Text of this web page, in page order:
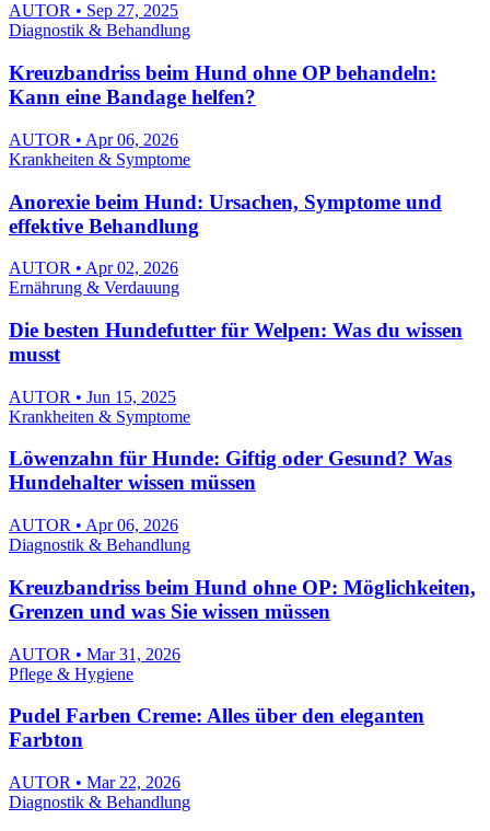
AUTOR • Sep 27, 2025
Diagnostik & Behandlung
Kreuzbandriss beim Hund ohne OP behandeln:
Kann eine Bandage helfen?
AUTOR • Apr 06, 2026
Krankheiten & Symptome
Anorexie beim Hund: Ursachen, Symptome und
effektive Behandlung
AUTOR • Apr 02, 2026
Ernährung & Verdauung
Die besten Hundefutter für Welpen: Was du wissen
musst
AUTOR • Jun 15, 2025
Krankheiten & Symptome
Löwenzahn für Hunde: Giftig oder Gesund? Was
Hundehalter wissen müssen
AUTOR • Apr 06, 2026
Diagnostik & Behandlung
Kreuzbandriss beim Hund ohne OP: Möglichkeiten,
Grenzen und was Sie wissen müssen
AUTOR • Mar 31, 2026
Pflege & Hygiene
Pudel Farben Creme: Alles über den eleganten
Farbton
AUTOR • Mar 22, 2026
Diagnostik & Behandlung